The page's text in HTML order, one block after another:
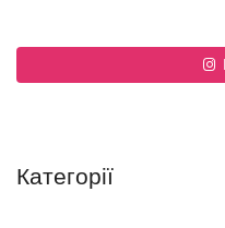
Категорії